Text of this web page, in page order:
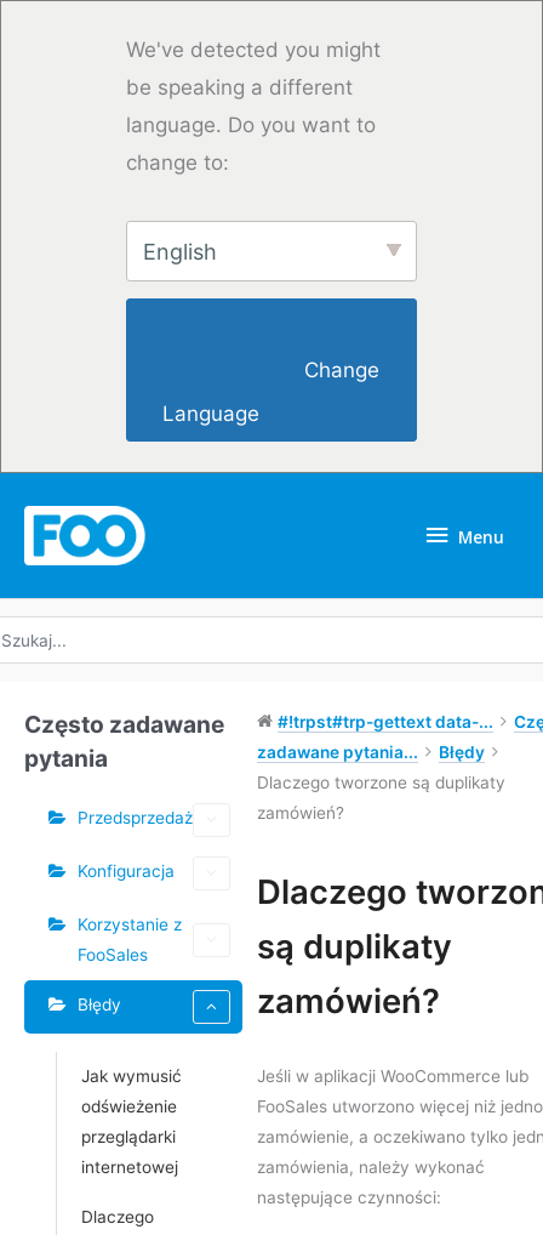
We've detected you might
be speaking a different
language. Do you want to
change to:
English
Language
Menu
Często zadawane
pytania
Przedsprzedaż
Konfiguracja
Korzystanie z
FooSales
Błędy
Jak wymusić
odświeżenie
przeglądarki
internetowej
Dlaczego
#!trpst#trp-gettext data-...
zadawane pytania...
Błędy
Dlaczego tworzone są duplikaty
zamówień?
Dlaczego
są duplikaty
zamówień?
Jeśli w aplikacji WooCommerce lub
FooSales utworzono więcej niż jedno
zamówienie, a oczekiwano tylko
zamówienia, należy wykonać
następujące czynności:
Tagi
po
dokumencie